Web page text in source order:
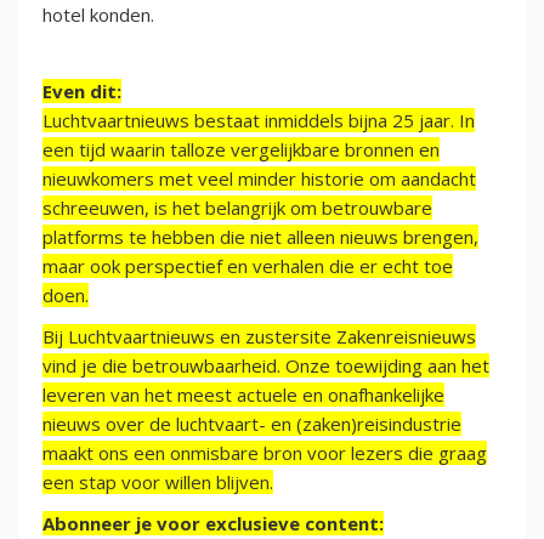
hotel konden.
Even dit:
Luchtvaartnieuws bestaat inmiddels bijna 25 jaar. In
een tijd waarin talloze vergelijkbare bronnen en
nieuwkomers met veel minder historie om aandacht
schreeuwen, is het belangrijk om betrouwbare
platforms te hebben die niet alleen nieuws brengen,
maar ook perspectief en verhalen die er echt toe
doen.
Bij Luchtvaartnieuws en zustersite Zakenreisnieuws
vind je die betrouwbaarheid. Onze toewijding aan het
leveren van het meest actuele en onafhankelijke
nieuws over de luchtvaart- en (zaken)reisindustrie
maakt ons een onmisbare bron voor lezers die graag
een stap voor willen blijven.
Abonneer je voor exclusieve content: